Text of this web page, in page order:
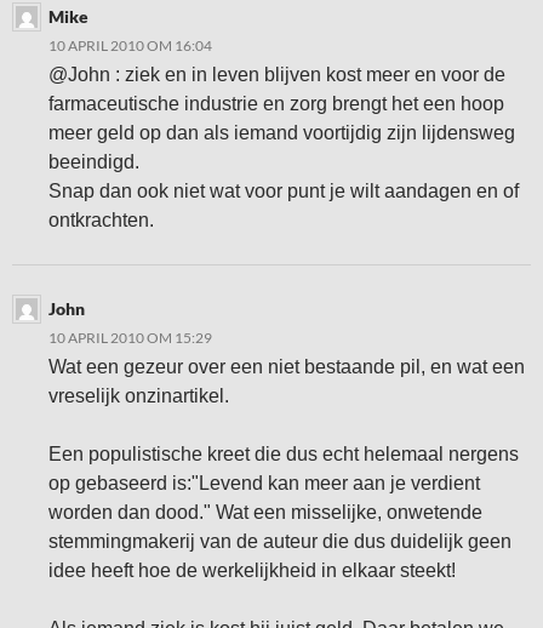
Mike
10 APRIL 2010 OM 16:04
@John : ziek en in leven blijven kost meer en voor de
farmaceutische industrie en zorg brengt het een hoop
meer geld op dan als iemand voortijdig zijn lijdensweg
beeindigd.
Snap dan ook niet wat voor punt je wilt aandagen en of
ontkrachten.
John
10 APRIL 2010 OM 15:29
Wat een gezeur over een niet bestaande pil, en wat een
vreselijk onzinartikel.
Een populistische kreet die dus echt helemaal nergens
op gebaseerd is:"Levend kan meer aan je verdient
worden dan dood." Wat een misselijke, onwetende
stemmingmakerij van de auteur die dus duidelijk geen
idee heeft hoe de werkelijkheid in elkaar steekt!